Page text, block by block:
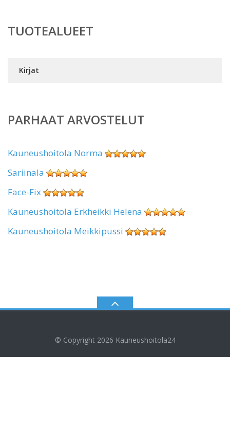
TUOTEALUEET
Kirjat
PARHAAT ARVOSTELUT
Kauneushoitola Norma
Sariinala
Face-Fix
Kauneushoitola Erkheikki Helena
Kauneushoitola Meikkipussi
© Copyright 2026 Kauneushoitola24